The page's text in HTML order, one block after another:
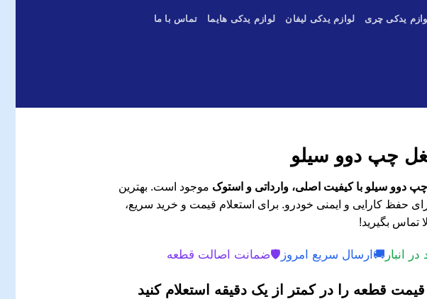
یدکی چری لوازم یدکی لیفان لوازم یدکی هایما تماس با ما
بغل چپ دوو سیلو
چپ دوو سیلو با کیفیت اصلی، وارداتی و استوک موجود است. بهترین
حفظ کارایی و ایمنی خودرو. برای استعلام قیمت و خرید سریع،
تماس بگیرید!
انبار 🚚 ارسال سریع امروز 🛡️ضمانت اصالت قطعه
قطعه را در کمتر از یک دقیقه استعلام کنید